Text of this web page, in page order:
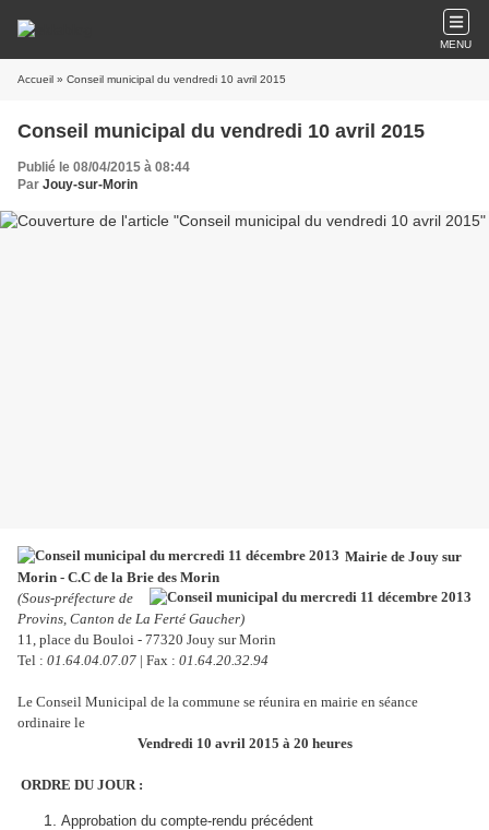
MENU
Accueil » Conseil municipal du vendredi 10 avril 2015
Conseil municipal du vendredi 10 avril 2015
Publié le 08/04/2015 à 08:44
Par Jouy-sur-Morin
Mairie de Jouy sur
Morin - C.C de la Brie des Morin
(Sous-préfecture de
Provins, Canton de La Ferté Gaucher)
11, place du Bouloi - 77320 Jouy sur Morin
Tel : 01.64.04.07.07 | Fax : 01.64.20.32.94
Le Conseil Municipal de la commune se réunira en mairie en séance
ordinaire le
Vendredi 10 avril 2015 à 20 heures
ORDRE DU JOUR :
Approbation du compte-rendu précédent